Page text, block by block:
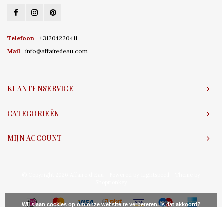
Telefoon
+31204220411
Mail
info@affairedeau.com
KLANTENSERVICE
CATEGORIEËN
MIJN ACCOUNT
Wij slaan cookies op om onze website te verbeteren. Is dat akkoord?